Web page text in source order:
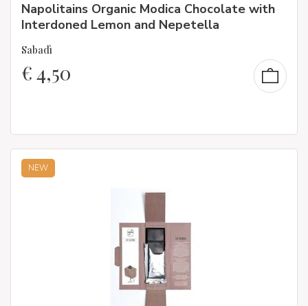
Napolitains Organic Modica Chocolate with
Interdoned Lemon and Nepetella
Sabadì
€4,50
NEW